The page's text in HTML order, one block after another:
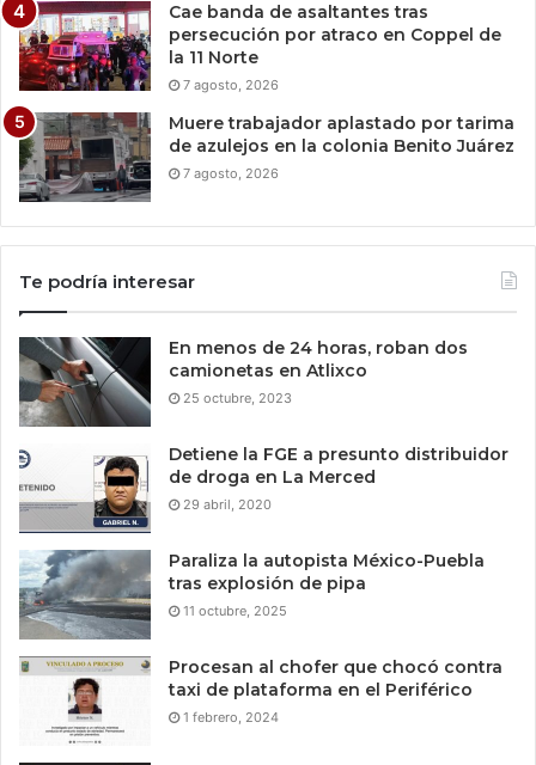
Cae banda de asaltantes tras
persecución por atraco en Coppel de
la 11 Norte
7 agosto, 2026
Muere trabajador aplastado por tarima
de azulejos en la colonia Benito Juárez
7 agosto, 2026
Te podría interesar
En menos de 24 horas, roban dos
camionetas en Atlixco
25 octubre, 2023
Detiene la FGE a presunto distribuidor
de droga en La Merced
29 abril, 2020
Paraliza la autopista México-Puebla
tras explosión de pipa
11 octubre, 2025
Procesan al chofer que chocó contra
taxi de plataforma en el Periférico
1 febrero, 2024